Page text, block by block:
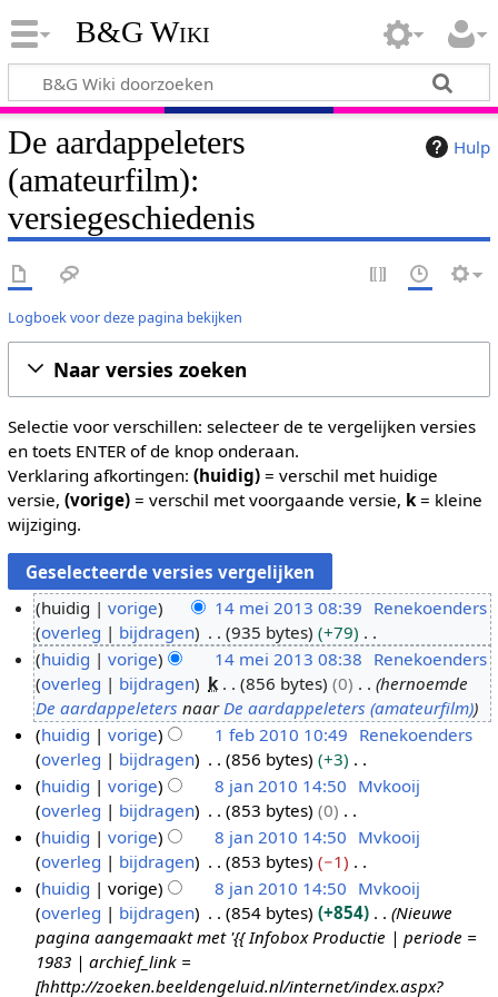
B&G Wiki
Hulp
De aardappeleters
(amateurfilm):
versiegeschiedenis
Logboek voor deze pagina bekijken
Naar versies zoeken
Selectie voor verschillen: selecteer de te vergelijken versies
en toets ENTER of de knop onderaan.
Verklaring afkortingen: (huidig)= verschil met huidige
versie, (vorige)= verschil met voorgaande versie, k= kleine
wijziging.
4
0
3
huidig vorige 14 mei 2013 08:39 Renekoenders
overleg
bijdragen 935 bytes
+79
G
e
e
n
b
e
w
e
r
k
i
n
g
s
huidig vorige 14 mei 2013 08:38 Renekoenders
overleg
bijdragen k 856 bytes 0
hernoemde
De aardappeleters naarDe aardappeleters (amateurfilm)
b
0
huidig vorige 1 feb 2010 10:49 Renekoenders
overleg
bijdragen 856 bytes
+3
G
e
e
n
b
e
w
e
r
n
huidig vorige 8 jan 2010 14:50 Mvkooij
overleg
bijdragen 853 bytes
0
G
e
e
n
b
e
w
huidig vorige 8 jan 2010 14:50 Mvkooij
overleg
bijdragen 853 bytes
−1
G
e
e
n
b
huidig vorige 8 jan 2010 14:50 Mvkooij
overleg
bijdragen 854 bytes +854
Nieuwe
pagina aangemaakt met '{{ Infobox Productie | periode =
1983 | archief_link =
[hhttp://zoeken.beeldengeluid.nl/internet/index.aspx?